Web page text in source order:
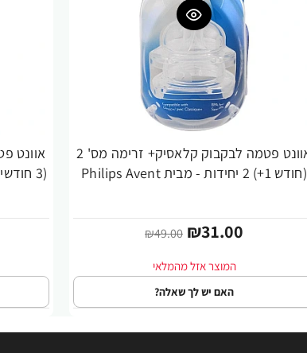
-37%
אוונט פטמה לבקבוק קלאסיק+ זרימה מס' 2
(חודש 1+) 2 יחידות - מבית Philips Avent
₪31.00
₪49.00
האם יש לך שאלה?
-37%
(3 חודשים+) 2 יחידות - מבית Philips Avent